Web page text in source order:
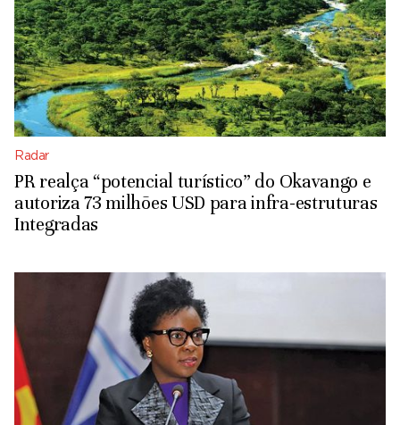
Radar
PR realça “potencial turístico” do Okavango e
autoriza 73 milhões USD para infra-estruturas
Integradas